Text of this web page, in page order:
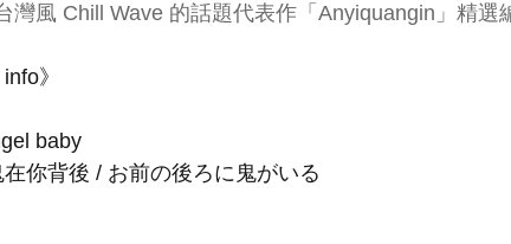
灣風 Chill Wave 的話題代表作「Anyiquangin」精選
》
baby
你背後 / お前の後ろに鬼がいる